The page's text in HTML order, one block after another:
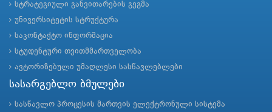
სტრატეგიული განვითარების გეგმა
უნივერსიტეტის სტრუქტურა
საკონტაქტო ინფორმაცია
სტუდენტური თვითმმართველობა
ავტორიზებული უმაღლესი სასწავლებლები
სასარგებლო ბმულები
სასწავლო პროცესის მართვის ელექტრონული სისტემა